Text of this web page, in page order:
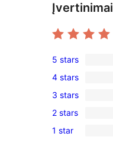
Įvertinimai
1
5-
star
review
5 stars
0
4-
star
reviews
4 stars
0
3-
star
3 stars
0
2-
2 stars
0
1 star